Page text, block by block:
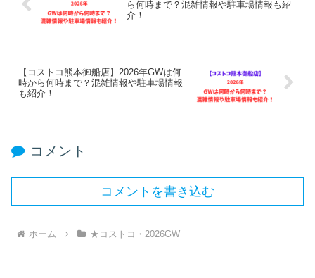
ら何時まで？混雑情報や駐車場情報も紹
介！
【コストコ熊本御船店】2026年GWは何
時から何時まで？混雑情報や駐車場情報
も紹介！
コメント
コメントを書き込む
ホーム ★コストコ・2026GW